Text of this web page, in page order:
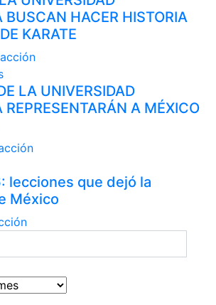
BUSCAN HACER HISTORIA
KARATE
LA UNIVERSIDAD
REPRESENTARÁN A MÉXICO
lecciones que dejó la
México